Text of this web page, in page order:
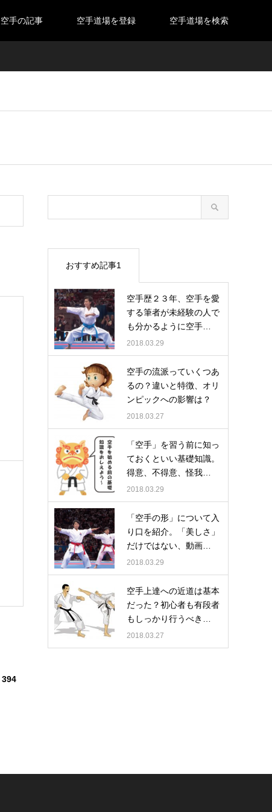
空手の記事 空手道場を登録 空手道場を検索
394
おすすめ記事1
空手歴２３年、空手を愛
する筆者が未経験の人で
も分かるように空手…
2018.03.29
空手の流派っていくつあ
るの？違いと特徴、オリ
ンピックへの影響は？
2018.03.27
「空手」を習う前に知っ
ておくといい基礎知識。
得意、不得意、怪我…
2018.03.29
「空手の形」について入
り口を紹介。「美しさ」
だけではない、動画…
2018.03.29
空手上達への近道は基本
だった？初心者も有段者
もしっかり行うべき…
2018.03.27